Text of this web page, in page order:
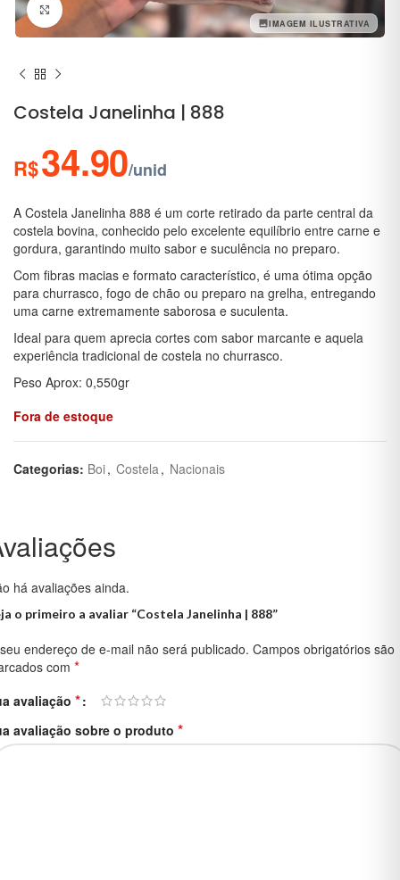
IMAGEM ILUSTRATIVA
Clique para ampliar
Costela Janelinha | 888
R$34.90/unid
A Costela Janelinha 888 é um corte retirado da parte central da
costela bovina, conhecido pelo excelente equilíbrio entre carne e
gordura, garantindo muito sabor e suculência no preparo.
Com fibras macias e formato característico, é uma ótima opção
para churrasco, fogo de chão ou preparo na grelha, entregando
uma carne extremamente saborosa e suculenta.
Ideal para quem aprecia cortes com sabor marcante e aquela
experiência tradicional de costela no churrasco.
Peso Aprox: 0,550gr
Fora de estoque
Categorias: Boi, Costela , Nacionais
há avaliações ainda.
o primeiro a avaliar “Costela Janelinha | 888”
endereço de e-mail não será publicado. Campos obrigatórios são
com *
avaliação *
avaliação sobre o produto *